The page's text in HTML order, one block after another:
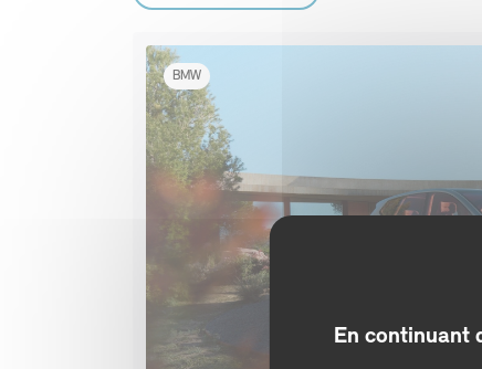
BMW
En continuant